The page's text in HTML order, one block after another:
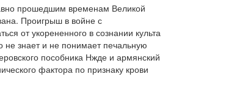
прошедшим временам Великой
Проигрыш в войне с
от укорененного в сознании культа
не знает и не понимает печальную
пособника Нжде и армянский
фактора по признаку крови